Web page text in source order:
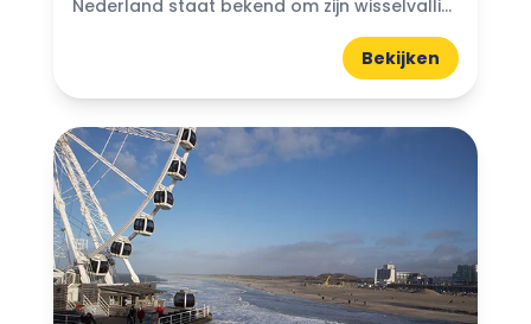
Nederland staat bekend om zijn wisselvallige weer. Je hebt vast wel eens meegemaakt dat een zonnige dag plots omslaat in regen. Maar wat te doen in Nederland bij slecht weer?...
Bekijken